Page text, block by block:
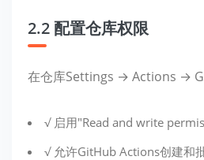
2.2 配置仓库权限
在仓库Settings → Actions →
√ 启用"Read and write
√ 允许GitHub Actions创建和